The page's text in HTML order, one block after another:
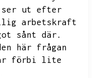
ut efter
arbetskraft
sånt där.
här frågan
förbi lite